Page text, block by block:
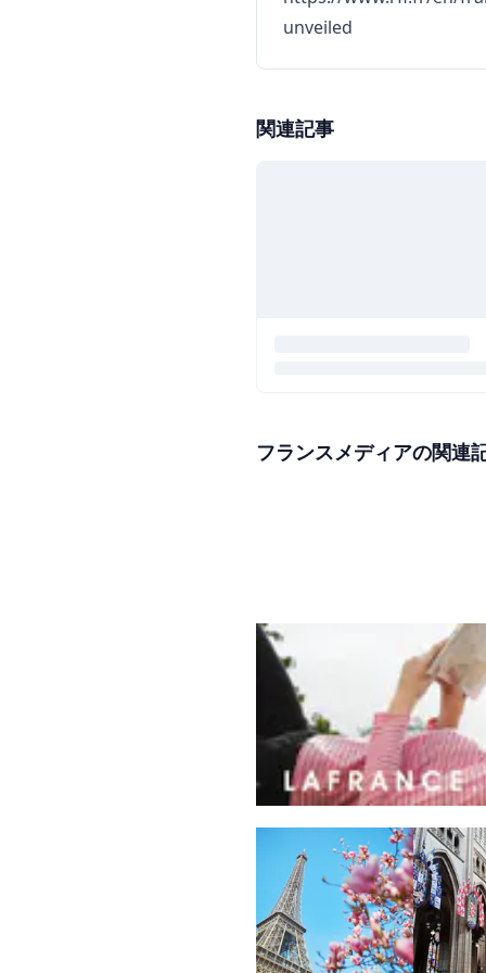
unveiled
関連記事
フランスメディアの関連